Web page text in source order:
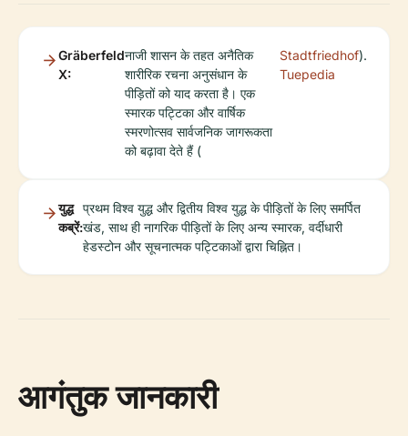
Gräberfeld
X:
नाजी शासन के तहत अनैतिक
शारीरिक रचना अनुसंधान के
पीड़ितों को याद करता है। एक
स्मारक पट्टिका और वार्षिक
स्मरणोत्सव सार्वजनिक जागरूकता
को बढ़ावा देते हैं (
Stadtfriedhof
Tuepedia
).
युद्ध
कब्रें:
प्रथम विश्व युद्ध और द्वितीय विश्व युद्ध के पीड़ितों के लिए समर्पित
खंड, साथ ही नागरिक पीड़ितों के लिए अन्य स्मारक, वर्दीधारी
हेडस्टोन और सूचनात्मक पट्टिकाओं द्वारा चिह्नित।
आगंतुक जानकारी